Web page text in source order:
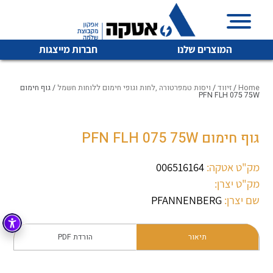
המוצרים שלנו חברות מייצגות
איכות | שרות | זמינות
והפצה של מוצרי
מיתוג, בקרה , ואינסטלציה חשמלית ופעילה ב7 תחומים:
חשמל מיתוג ואינסטלציה חשמלית
בקרה
זיווד
לכל מוצרי היצרן לכל מוצרי היצרן
לכל מוצרי היצרן לכל מוצרי היצרן
Home
/זיווד/ ויסות טמפרטורה ,לחות וגופי חימום ללוחות חשמל / גוף חימום
PFN FLH 075 75W
גוף חימום PFN FLH 075 75W
מק"ט אטקה: 006516164
מק"ט יצרן:
שם יצרן: PFANNENBERG
תיאור הורדת PDF